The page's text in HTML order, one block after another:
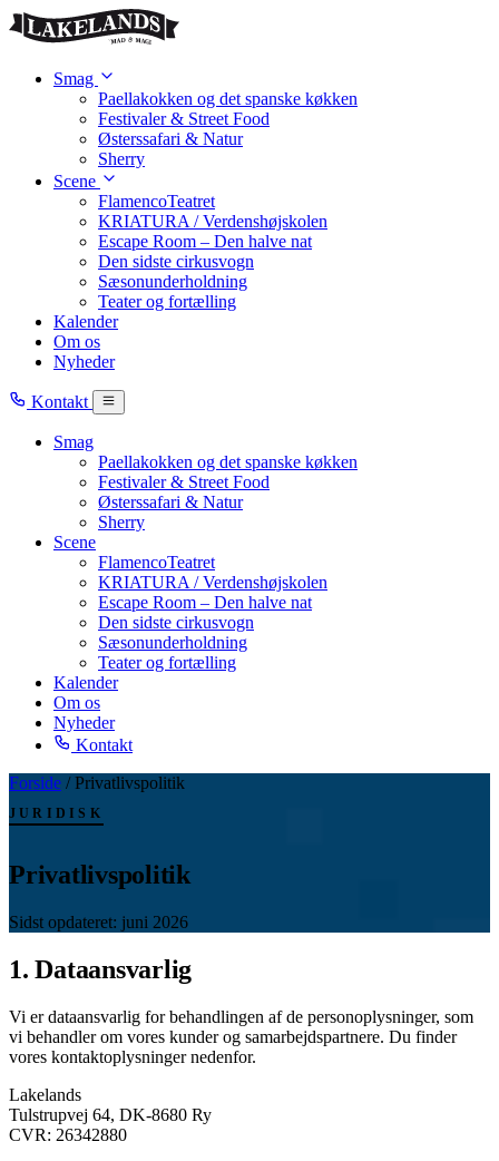
Skip to main content
Smag
Paellakokken og det spanske køkken
Festivaler & Street Food
Østerssafari & Natur
Sherry
Scene
FlamencoTeatret
KRIATURA / Verdenshøjskolen
Escape Room – Den halve nat
Den sidste cirkusvogn
Sæsonunderholdning
Teater og fortælling
Kalender
Om os
Nyheder
Kontakt
Smag
Paellakokken og det spanske køkken
Festivaler & Street Food
Østerssafari & Natur
Sherry
Scene
FlamencoTeatret
KRIATURA / Verdenshøjskolen
Escape Room – Den halve nat
Den sidste cirkusvogn
Sæsonunderholdning
Teater og fortælling
Kalender
Om os
Nyheder
Kontakt
Forside / Privatlivspolitik
JURIDISK
Privatlivspolitik
Sidst opdateret: juni 2026
1. Dataansvarlig
Vi er dataansvarlig for behandlingen af de personoplysninger, som
vi behandler om vores kunder og samarbejdspartnere. Du finder
vores kontaktoplysninger nedenfor.
Lakelands
Tulstrupvej 64, DK-8680 Ry
CVR: 26342880